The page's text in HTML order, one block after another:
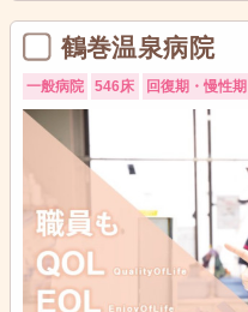
鶴巻温泉病院
一般病院 546床 回復期・慢性期